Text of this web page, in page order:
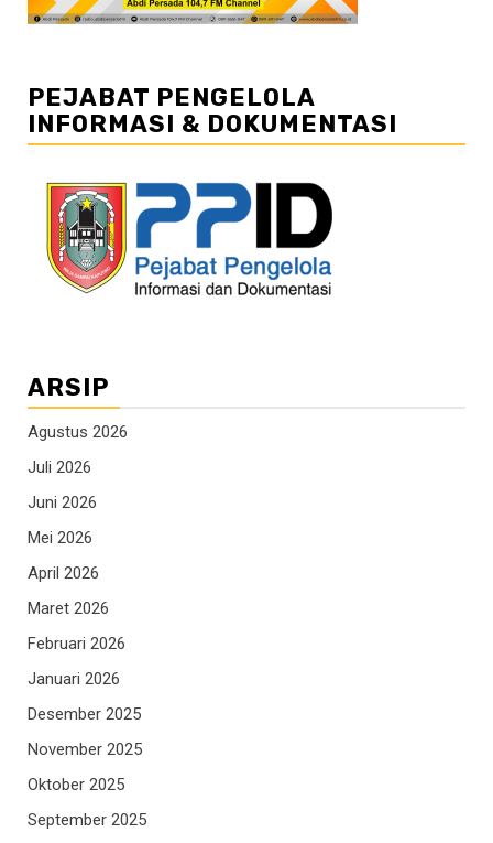
PEJABAT PENGELOLA
INFORMASI & DOKUMENTASI
ARSIP
Agustus 2026
Juli 2026
Juni 2026
Mei 2026
April 2026
Maret 2026
Februari 2026
Januari 2026
Desember 2025
November 2025
Oktober 2025
September 2025